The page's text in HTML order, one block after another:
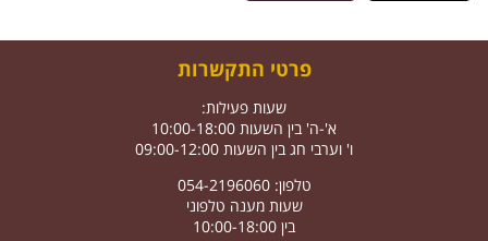
פרטי התקשרות
שעות פעילות:
א'-ה' בין השעות 10:00-18:00
ו' וערבי חג בין השעות 09:00-12:00
טלפון: 054-2196060
שעות מענה טלפוני
בין 10:00-18:00